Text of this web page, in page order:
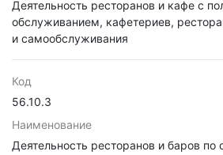
Деятельность ресторанов и кафе с
обслуживанием, кафетериев,
и самообслуживания
Код
56.10.3
Наименование
Деятельность ресторанов и баров по